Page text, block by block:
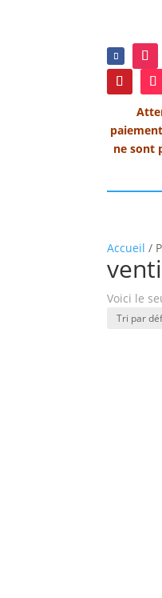
ne sont
Accueil /
Voici le